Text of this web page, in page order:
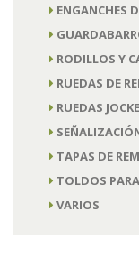
ENGANCHES
RODILLOS Y
RUEDAS DE
RUEDAS
TAPAS DE
TOLDOS
VARIOS